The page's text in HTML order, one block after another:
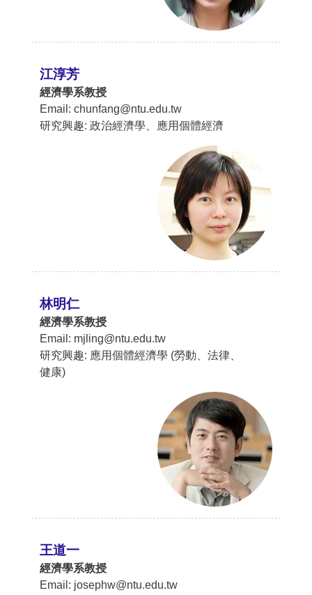
江淳芳
經濟學系教授
Email: chunfang@ntu.edu.tw
研究興趣: 政治經濟學、應用個體經濟
林明仁
經濟學系教授
Email: mjling@ntu.edu.tw
研究興趣: 應用個體經濟學 (勞動、法律、
健康)
王道一
經濟學系教授
Email: josephw@ntu.edu.tw